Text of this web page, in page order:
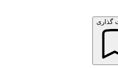
گذاری